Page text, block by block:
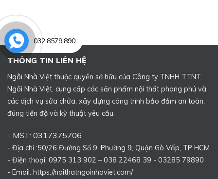
THÔNG TIN LIÊN HỆ
Ngôi Nhà Việt thuộc quyền sở hữu của Công ty TNHH TTNT
Ngôi Nhà Việt, cung cấp các sản phẩm nội thất phong phú và
các dịch vụ sửa chữa, xây dựng công trình bảo đảm an toàn,
đúng tiến độ và kỹ thuật yêu cầu.
- MST: 0317375706
- Địa chỉ :50/26 Đường Số 9, Phường 9, Quận Gò Vấp, TP HCM
- Điện thoại: 0975 313 902 – 038 22468 39 - 03285 79890
- Email: https://noithatngoinhaviet.com/
032.8579.890